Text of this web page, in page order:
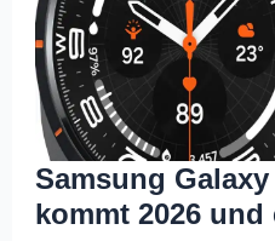
Samsung
kommt 2026